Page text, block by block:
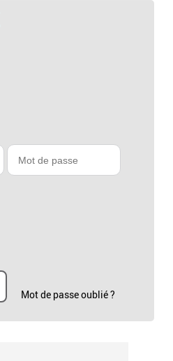
Mot de passe oublié ?